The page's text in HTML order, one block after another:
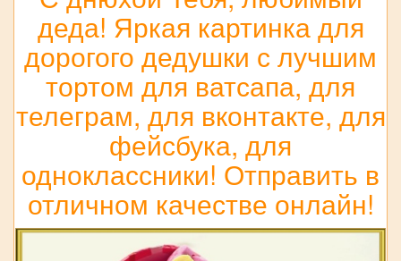
деда! Яркая картинка для
дорогого дедушки с лучшим
тортом для ватсапа, для
телеграм, для вконтакте, для
фейсбука, для
одноклассники! Отправить в
отличном качестве онлайн!